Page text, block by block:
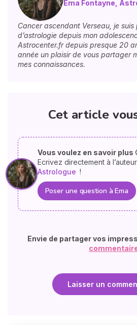
Ema Fontayne,
Cancer ascendant Verseau, je suis
d’astrologie depuis mon
Astrocenter.fr depuis presque 20
année un plaisir de vous partager
mes connaissances.
Cet article
Vous voulez en savoir plus
Ecrivez directement à l’auteur
Astrologue !
Poser une question à Ema
Envie de partager vos
Laisser un